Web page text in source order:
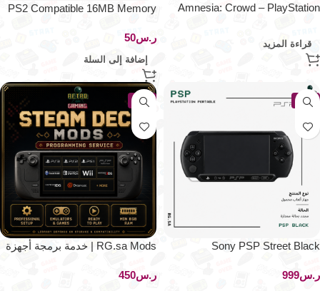
Amnesia: Crowd – PlayStation
قراءة المزيد
PS2 Compatible 16MB Memory
ر.س
إضافة إلى السلة
جديد
Sony PSP Street Black
ر.س
جديد
RG.sa Mods | خدمة برمجة أجهزة
ر.س